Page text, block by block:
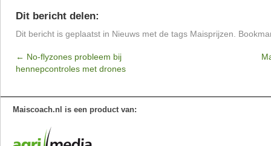
Dit bericht delen:
Dit bericht is geplaatst in Nieuws met de tags Maisprijzen .
← No-flyzones probleem bij
hennepcontroles met drones
Maiscoach.nl is een product van: